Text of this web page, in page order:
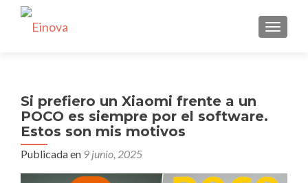
Si prefiero un Xiaomi frente a un
POCO es siempre por el software.
Estos son mis motivos
Publicada en 9 junio, 2025